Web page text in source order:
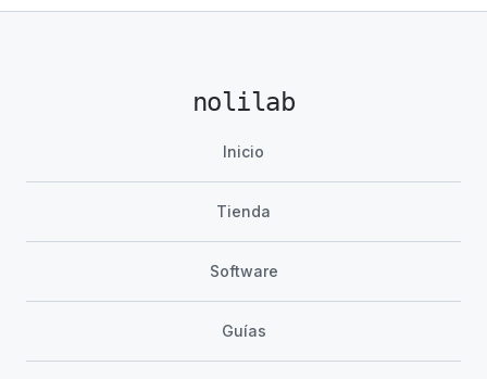
nolilab
Inicio
Tienda
Software
Guías